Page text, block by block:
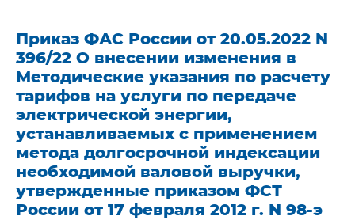
Приказ ФАС России от 20.05.2022 N
396/22 О внесении изменения в
Методические указания по расчету
тарифов на услуги по передаче
электрической энергии,
устанавливаемых с применением
метода долгосрочной индексации
необходимой валовой выручки,
утвержденные приказом ФСТ
России от 17 февраля 2012 г. N 98-э